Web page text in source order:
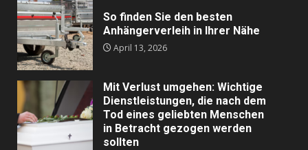
So finden Sie den besten
Anhängerverleih in Ihrer Nähe
April 13, 2026
Mit Verlust umgehen: Wichtige
Dienstleistungen, die nach dem
Tod eines geliebten Menschen
in Betracht gezogen werden
sollten